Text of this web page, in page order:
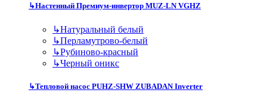
↳Настенный Премиум-инвертор MUZ-LN VGHZ
↳Натуральный белый
↳Перламутрово-белый
↳Рубиново-красный
↳Черный оникс
↳Тепловой насос PUHZ-SHW ZUBADAN Inverter